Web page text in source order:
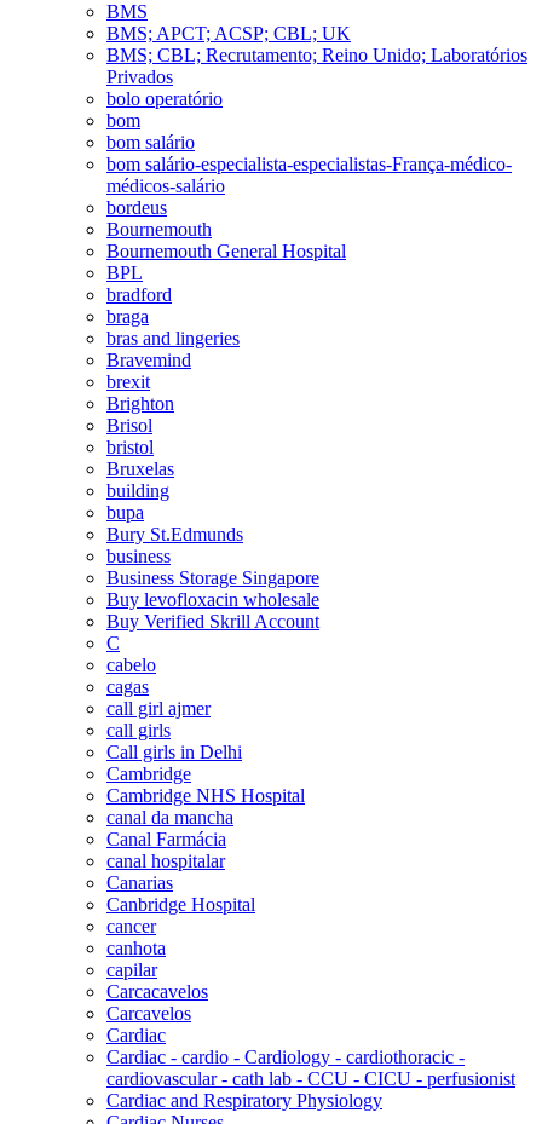
BMS
BMS; APCT; ACSP; CBL; UK
BMS; CBL; Recrutamento; Reino Unido; Laboratórios
Privados
bolo operatório
bom
bom salário
bom salário-especialista-especialistas-França-médico-
médicos-salário
bordeus
Bournemouth
Bournemouth General Hospital
BPL
bradford
braga
bras and lingeries
Bravemind
brexit
Brighton
Brisol
bristol
Bruxelas
building
bupa
Bury St.Edmunds
business
Business Storage Singapore
Buy levofloxacin wholesale
Buy Verified Skrill Account
C
cabelo
cagas
call girl ajmer
call girls
Call girls in Delhi
Cambridge
Cambridge NHS Hospital
canal da mancha
Canal Farmácia
canal hospitalar
Canarias
Canbridge Hospital
cancer
canhota
capilar
Carcacavelos
Carcavelos
Cardiac
Cardiac - cardio - Cardiology - cardiothoracic -
cardiovascular - cath lab - CCU - CICU - perfusionist
Cardiac and Respiratory Physiology